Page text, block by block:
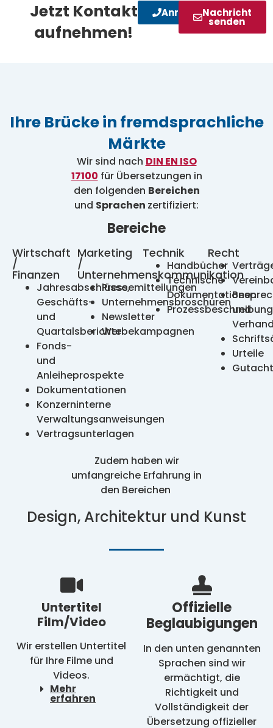
Jetzt Kontakt
aufnehmen!
AnrufenNachricht
senden
Ihre Brücke in fremdsprachliche
Märkte
Wir sind nach DIN EN ISO
17100 für Übersetzungen in
den folgenden Bereichen
und Sprachen zertifiziert:
Bereiche
Wirtschaft
/
Finanzen
Jahresabschlüsse,
Geschäfts-
und
Quartalsberichte
Fonds-
und
Anleiheprospekte
Dokumentationen
Konzerninterne
Verwaltungsanweisungen
Vertragsunterlagen
Marketing
/
Unternehmenskommunikation
Pressemitteilungen
Unternehmensbroschüren
Newsletter
Werbekampagnen
Technik
Handbücher
Technische
Dokumentationen
Recht
und
Urteile
Zudem haben wir
umfangreiche Erfahrung in
den Bereichen
Design, Architektur und Kunst
Untertitel
Film/Video
Wir erstellen Untertitel
für Ihre Filme und
Videos.
Mehr
erfahren
Offizielle
Beglaubigungen
In den unten genannten
Sprachen sind wir
ermächtigt, die
Richtigkeit und
Vollständigkeit der
Übersetzung offizieller